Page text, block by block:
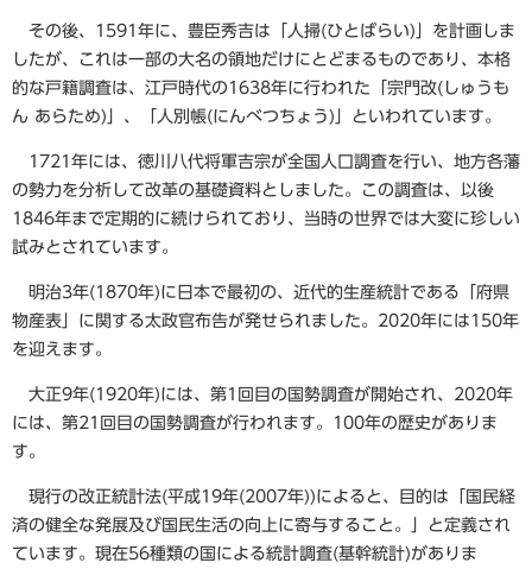
その後、1591年に、豊臣秀吉は「人掃(ひとばらい)」を計画しま
したが、これは一部の大名の領地だけにとどまるものであり、本格
的な戸籍調査は、江戸時代の1638年に行われた「宗門改(しゅうも
ん あらため)」、「人別帳(にんべつちょう)」といわれています。
1721年には、徳川八代将軍吉宗が全国人口調査を行い、地方各藩
の勢力を分析して改革の基礎資料としました。この調査は、以後
1846年まで定期的に続けられており、当時の世界では大変に珍しい
試みとされています。
明治3年(1870年)に日本で最初の、近代的生産統計である「府県
物産表」に関する太政官布告が発せられました。2020年には150年
を迎えます。
大正9年(1920年)には、第1回目の国勢調査が開始され、2020年
には、第21回目の国勢調査が行われます。100年の歴史がありま
す。
現行の改正統計法(平成19年(2007年))によると、目的は「国民経
済の健全な発展及び国民生活の向上に寄与すること。」と定義され
ています。現在56種類の国による統計調査(基幹統計)がありま